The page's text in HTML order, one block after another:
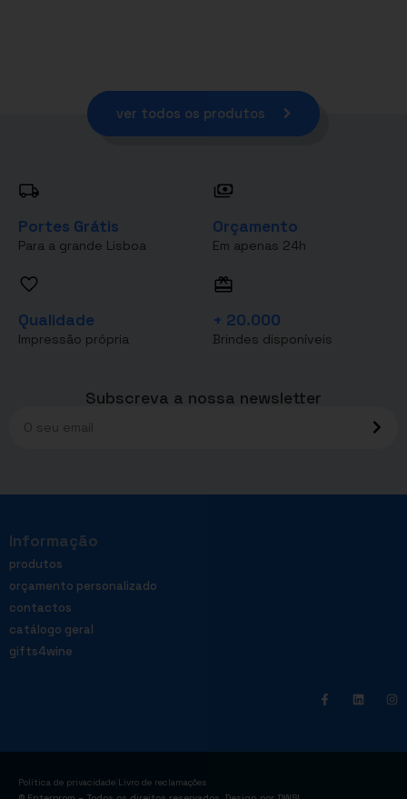
ver todos os produtos
Portes Grátis
Para a grande Lisboa
Orçamento
Em apenas 24h
Qualidade
Impressão própria
+ 20.000
Brindes disponíveis
Subscreva a nossa newsletter
Informação
produtos
orçamento personalizado
contactos
catálogo geral
gifts4wine
Política de privacidade Livro de reclamações